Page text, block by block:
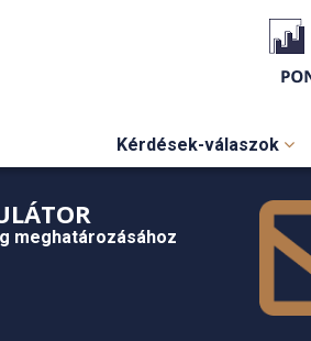
Kérdések-válaszok
meghatározásához